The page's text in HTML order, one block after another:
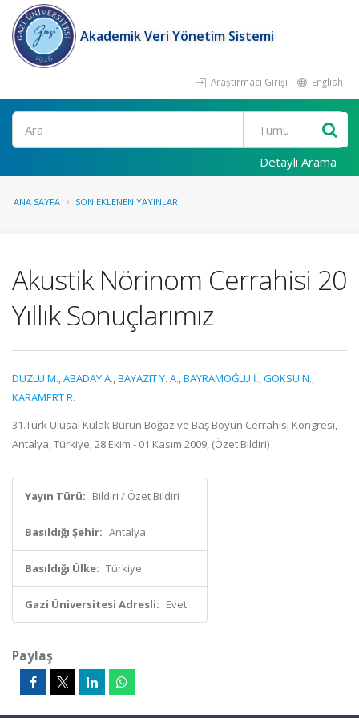
Akademik Veri Yönetim Sistemi
Araştırmacı Girişi English
Ara
Detaylı Arama
ANA SAYFA SON EKLENEN YAYINLAR
Akustik Nörinom Cerrahisi 20
Yıllık Sonuçlarımız
DÜZLÜ M.,ABADAY A.,BAYAZIT Y. A.,BAYRAMOĞLU İ.,GÖKSU N.,
KARAMERT R.
31.Türk Ulusal Kulak Burun Boğaz ve Baş Boyun Cerrahisi Kongresi,
Antalya, Türkiye, 28 Ekim - 01 Kasım 2009, (Özet Bildiri)
Yayın Türü: Bildiri / Özet Bildiri
Basıldığı Şehir: Antalya
Basıldığı Ülke: Türkiye
Gazi Üniversitesi Adresli: Evet
Paylaş